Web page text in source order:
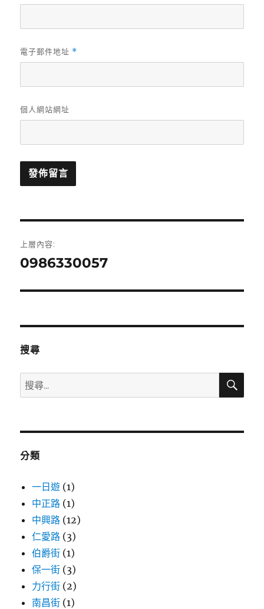
電子郵件地址 *
個人網站網址
章
上層內容:
0986330057
搜尋
搜
尋
鍵
搜
分類
一日遊 (1)
中正路 (1)
中興路 (12)
仁愛路 (3)
伯爵街 (1)
保一街 (3)
力行街 (2)
南昌街 (1)